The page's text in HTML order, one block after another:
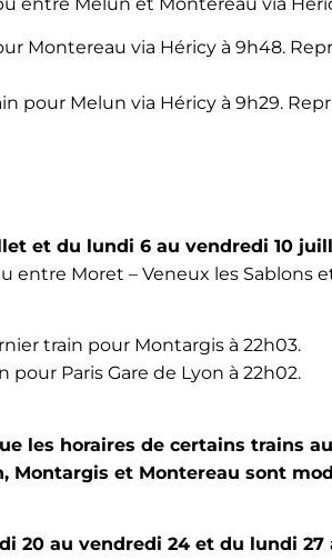
Montereau via Héricy à 9h48.
pour Melun via Héricy à 9h29.
et du lundi 6 au vendredi 10
entre Moret – Veneux les Sablons
train pour Montargis à 22h03.
Paris Gare de Lyon à 22h02.
les horaires de certains trains
Montargis et Montereau sont
20 au vendredi 24 et du lundi 27